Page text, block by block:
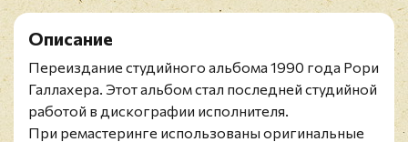
Описание
Переиздание студийного альбома 1990 года Рори
Галлахера. Этот альбом стал последней студийной
работой в дискографии исполнителя.
При ремастеринге использованы оригинальные